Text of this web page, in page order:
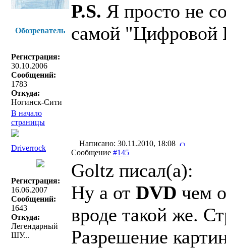
Обозреватель
Регистрация:
30.10.2006
Сообщений:
1783
Откуда:
Ногинск-Сити
P.S. Я просто не
самой "Цифровой
В начало
страницы
Driverrock
Написано: 30.11.2010, 18:08
Сообщение #145
Регистрация:
16.06.2007
Сообщений:
1643
Откуда:
Легендарный
ШУ...
Goltz писал(a):
Ну а от DVD чем
вроде такой же.
Разрешение